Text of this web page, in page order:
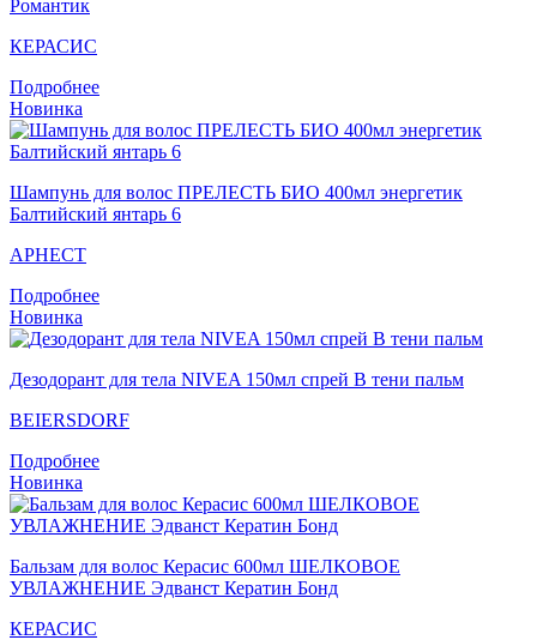
Романтик
КЕРАСИС
Подробнее
Новинка
Шампунь для волос ПРЕЛЕСТЬ БИО 400мл энергетик
Балтийский янтарь 6
АРНЕСТ
Подробнее
Новинка
Дезодорант для тела NIVEA 150мл спрей В тени пальм
BEIERSDORF
Подробнее
Новинка
Бальзам для волос Керасис 600мл ШЕЛКОВОЕ
УВЛАЖНЕНИЕ Эдванст Кератин Бонд
КЕРАСИС